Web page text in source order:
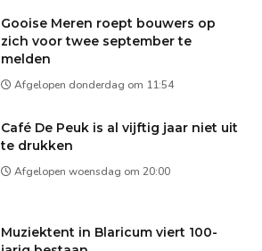
Gooise Meren roept bouwers op
zich voor twee september te
melden
Afgelopen donderdag om 11:54
Café De Peuk is al vijftig jaar niet uit
te drukken
Afgelopen woensdag om 20:00
Muziektent in Blaricum viert 100-